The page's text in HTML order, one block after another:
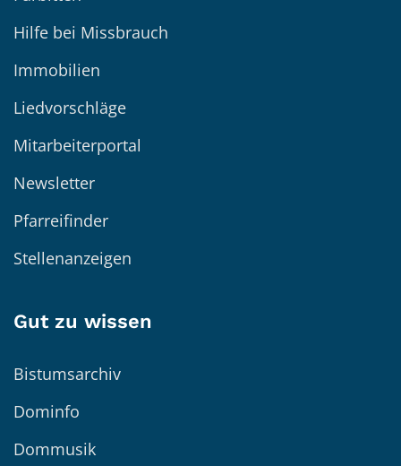
Hilfe bei Missbrauch
Immobilien
Liedvorschläge
Mitarbeiterportal
Newsletter
Pfarreifinder
Stellenanzeigen
Gut zu wissen
Bistumsarchiv
Dominfo
Dommusik